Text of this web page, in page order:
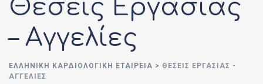
Θέσεις Εργασίας
– Αγγελίες
ΕΛΛΗΝΙΚΉ ΚΑΡΔΙΟΛΟΓΙΚΉ ΕΤΑΙΡΕΊΑ > ΘΈΣΕΙΣ ΕΡΓΑΣΊΑΣ -
ΑΓΓΕΛΊΕΣ